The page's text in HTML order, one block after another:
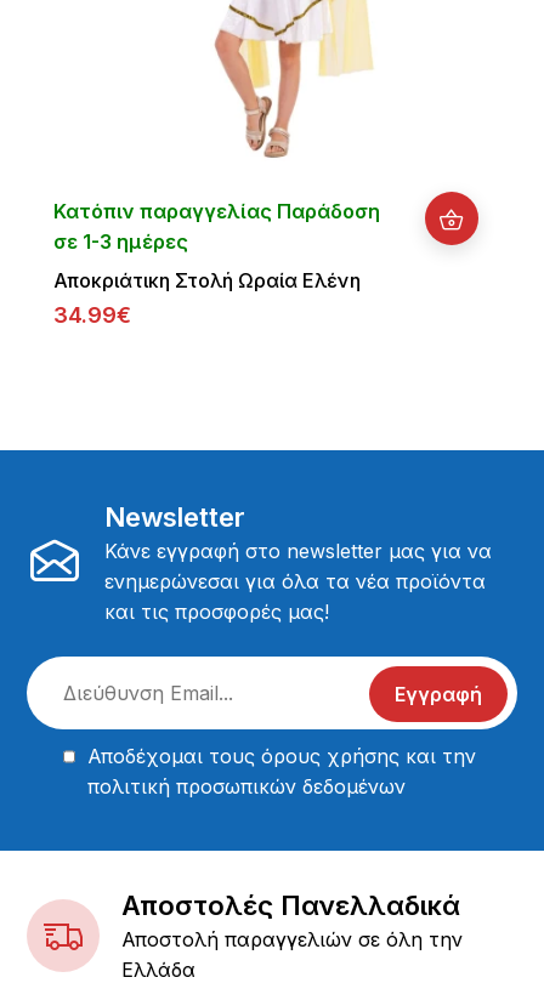
Κατόπιν παραγγελίας Παράδοση
σε 1-3 ημέρες
Αποκριάτικη Στολή Ωραία Ελένη
34.99€
Newsletter
Κάνε εγγραφή στο newsletter μας για να
ενημερώνεσαι για όλα τα νέα προϊόντα
και τις προσφορές μας!
Εγγραφή
Αποδέχομαι τουςόρους χρήσης και την
πολιτική προσωπικών δεδομένων
Αποστολές Πανελλαδικά
Αποστολή παραγγελιών σε όλη την
Ελλάδα